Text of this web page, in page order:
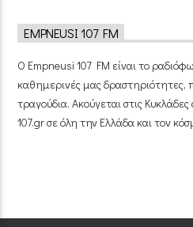
EMPNEUSI 107 FM
Ο Empneusi 107 FM είναι το
καθημερινές μας δραστηριότητες,
τραγούδια. Ακούγεται στις
107.gr σε όλη την Ελλάδα και τον